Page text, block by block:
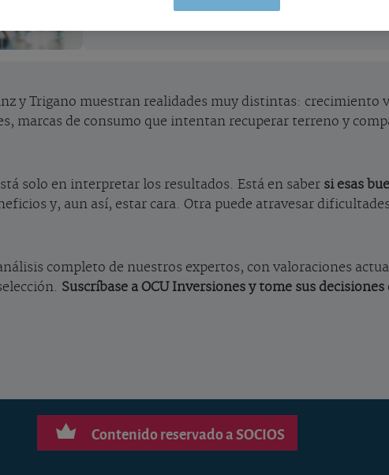
y Trigano muestran realidades muy distintas:
marcas de consumo que intentan recuperar terreno y
solo en interpretar los resultados. Está en saber si esas
y, aun así, estar cara. Otra puede atravesar
completo de nuestros expertos, con valoraciones
Suscríbase a OCU Inversiones y tome sus
Contenido reservado a SOCIOS